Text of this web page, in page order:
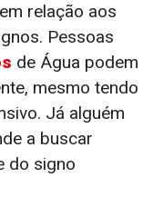
relação aos
Pessoas
de Água podem
mesmo tendo
Já alguém
a buscar
do signo